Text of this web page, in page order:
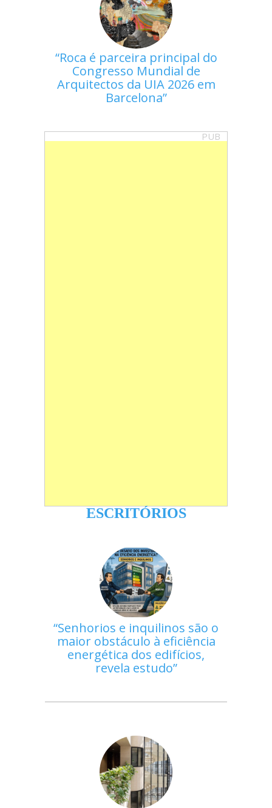
Roca é parceira principal do
Congresso Mundial de
Arquitectos da UIA 2026 em
Barcelona
PUB
ESCRITÓRIOS
Senhorios e inquilinos são o
maior obstáculo à eficiência
energética dos edifícios,
revela estudo